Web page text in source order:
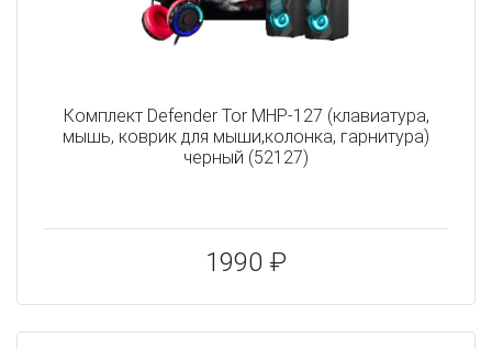
Комплект Defender Tor MHP-127 (клавиатура,
мышь, коврик для мыши,колонка, гарнитура)
черный (52127)
1990 ₽